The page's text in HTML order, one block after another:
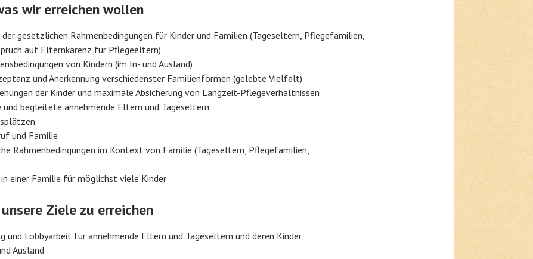
wir erreichen wollen
gesetzlichen Rahmenbedingungen für Kinder und Familien (Tageseltern, Pflegefamilien,
auf Elternkarenz für Pflegeeltern)
von Kindern (im In- und Ausland)
und Anerkennung verschiedenster Familienformen (gelebte Vielfalt)
der Kinder und maximale Absicherung von Langzeit-Pflegeverhältnissen
begleitete annehmende Eltern und Tageseltern
und Familie
Rahmenbedingungen im Kontext von Familie (Tageseltern, Pflegefamilien,
einer Familie für möglichst viele Kinder
Ziele zu erreichen
und Lobbyarbeit für annehmende Eltern und Tageseltern und deren Kinder
Ausland